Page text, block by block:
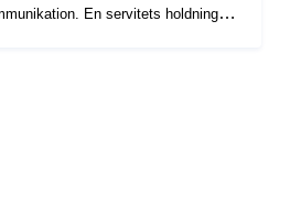
En servitets holdning er